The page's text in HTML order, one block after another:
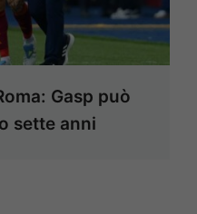
Gasp può
sette anni